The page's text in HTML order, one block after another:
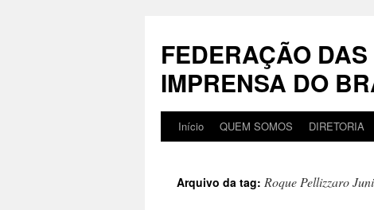
conteúdo
FEDERAÇÃO
IMPRENSA DO
Início QUEM SOMOS DIRETORIA
Arquivo da tag: Roque Pellizzaro